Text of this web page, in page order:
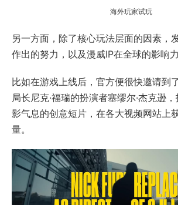
海外玩家试玩
另一方面，除了核心玩法层面的因素，
作出的努力，以及漫威IP在全球的影响
比如在游戏上线后，官方便很快邀请到
局长尼克·福瑞的扮演者塞缪尔·杰克逊
影气息的创意短片，在各大视频网站上
量。